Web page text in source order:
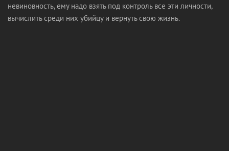
невиновность, ему надо взять под контроль все эти личности,
вычислить среди них убийцу и вернуть свою жизнь.